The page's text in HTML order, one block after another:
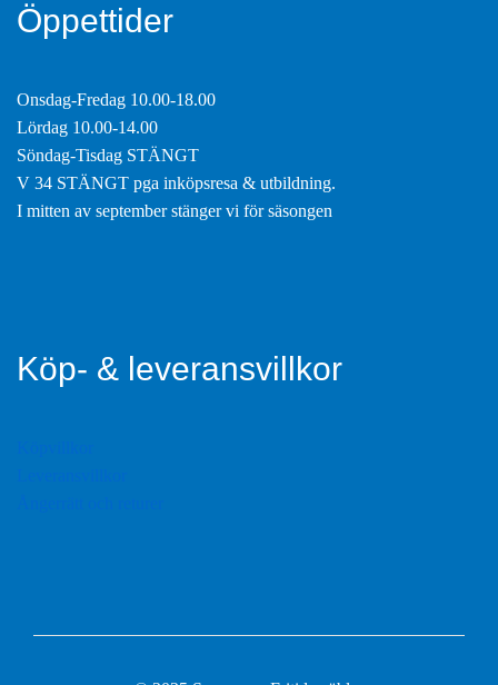
Öppettider
Onsdag-Fredag 10.00-18.00
Lördag 10.00-14.00
Söndag-Tisdag STÄNGT
V 34 STÄNGT pga inköpsresa & utbildning.
I mitten av september stänger vi för säsongen
Köp- & leveransvillkor